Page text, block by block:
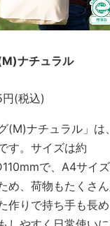
ナチュラル
円(税込)
(M)ナチュラル」
す。サイズは約
で、A4サイズ
め、荷物もたくさ
作りで持ち手も長